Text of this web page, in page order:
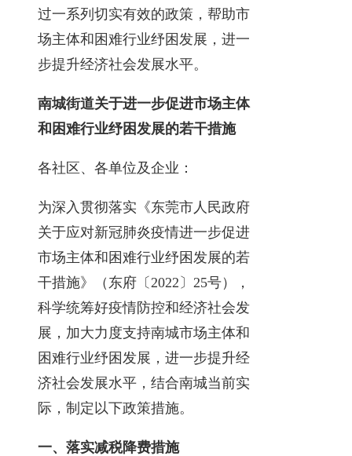
过一系列切实有效的政策，帮助市
场主体和困难行业纾困发展，进一
步提升经济社会发展水平。
南城街道关于进一步促进市场主体
和困难行业纾困发展的若干措施
各社区、各单位及企业：
为深入贯彻落实《东莞市人民政府
关于应对新冠肺炎疫情进一步促进
市场主体和困难行业纾困发展的若
干措施》（东府〔2022〕25号），
科学统筹好疫情防控和经济社会发
展，加大力度支持南城市场主体和
困难行业纾困发展，进一步提升经
济社会发展水平，结合南城当前实
际，制定以下政策措施。
一、落实减税降费措施